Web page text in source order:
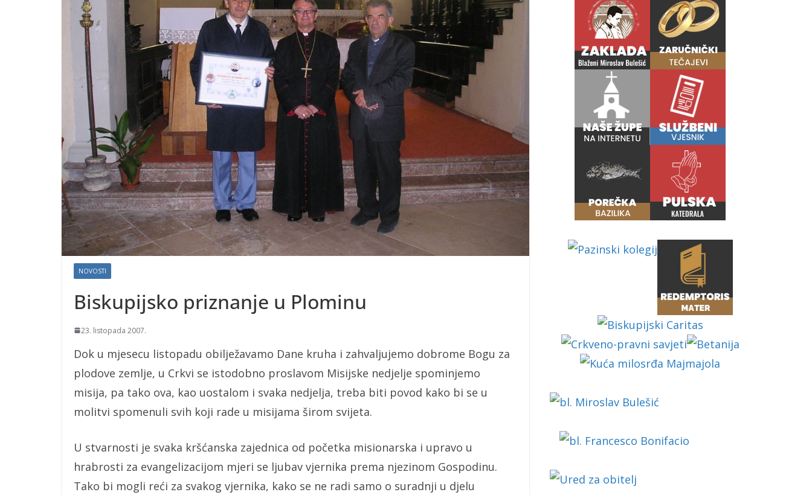
NOVOSTI
Biskupijsko priznanje u Plominu
23. listopada 2007.
Dok u mjesecu listopadu obilježavamo Dane kruha i zahvaljujemo dobrome Bogu za
plodove zemlje, u Crkvi se istodobno proslavom Misijske nedjelje spominjemo
misija, pa tako ova, kao uostalom i svaka nedjelja, treba biti povod kako bi se u
molitvi spomenuli svih koji rade u misijama širom svijeta.
U stvarnosti je svaka kršćanska zajednica od početka misionarska i upravo u
hrabrosti za evangelizacijom mjeri se ljubav vjernika prema njezinom Gospodinu.
Tako bi mogli reći za svakog vjernika, kako se ne radi samo o suradnji u djelu